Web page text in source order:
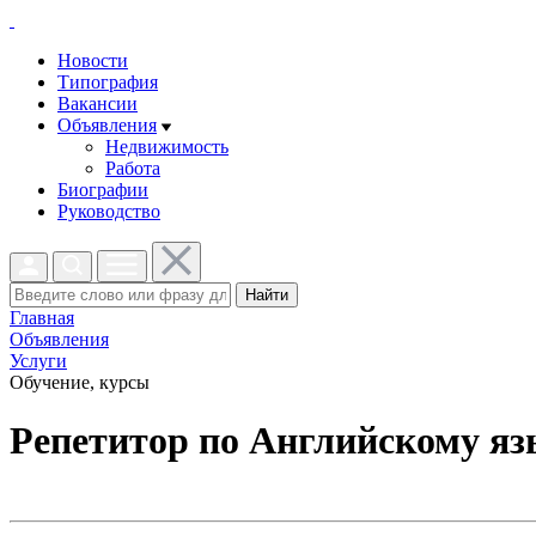
Новости
Типография
Вакансии
Объявления
Недвижимость
Работа
Биографии
Руководство
Найти
Главная
Объявления
Услуги
Обучение, курсы
Репетитор по Английскому